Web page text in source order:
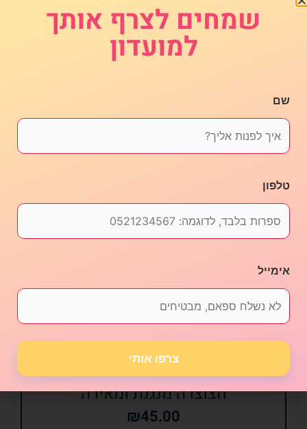
חיות קופצות מוזיקלי
₪ 79.00
חצוצרה מנגנת ומאירה
₪45.00
שמחים לצרף אותך
למועדון
שם
טלפון
אימייל
צרפו אותי